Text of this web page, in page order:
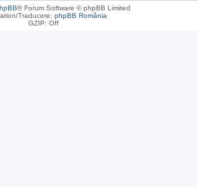
® Forum Software © phpBB Limited
Traducere: phpBB România
GZIP: Off